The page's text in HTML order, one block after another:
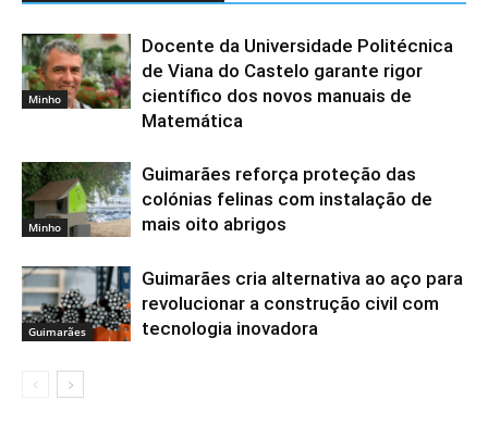
Minho
Docente da Universidade Politécnica
de Viana do Castelo garante rigor
científico dos novos manuais de
Matemática
Minho
Guimarães reforça proteção das
colónias felinas com instalação de
mais oito abrigos
Guimarães
Guimarães cria alternativa ao aço para
revolucionar a construção civil com
tecnologia inovadora